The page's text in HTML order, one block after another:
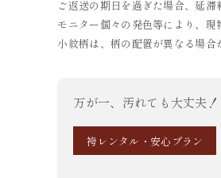
ご返送の期日を過ぎた場合、延
モニター個々の発色等により、現
小紋柄は、柄の配置が異なる場合
万が一、汚れても大丈夫！
袴レンタル・安心プラン